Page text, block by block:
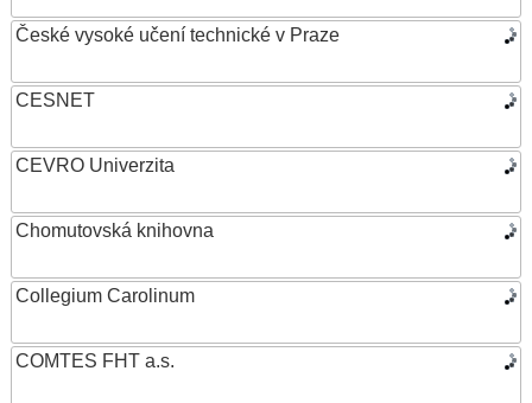
České vysoké učení technické v Praze
CESNET
CEVRO Univerzita
Chomutovská knihovna
Collegium Carolinum
COMTES FHT a.s.